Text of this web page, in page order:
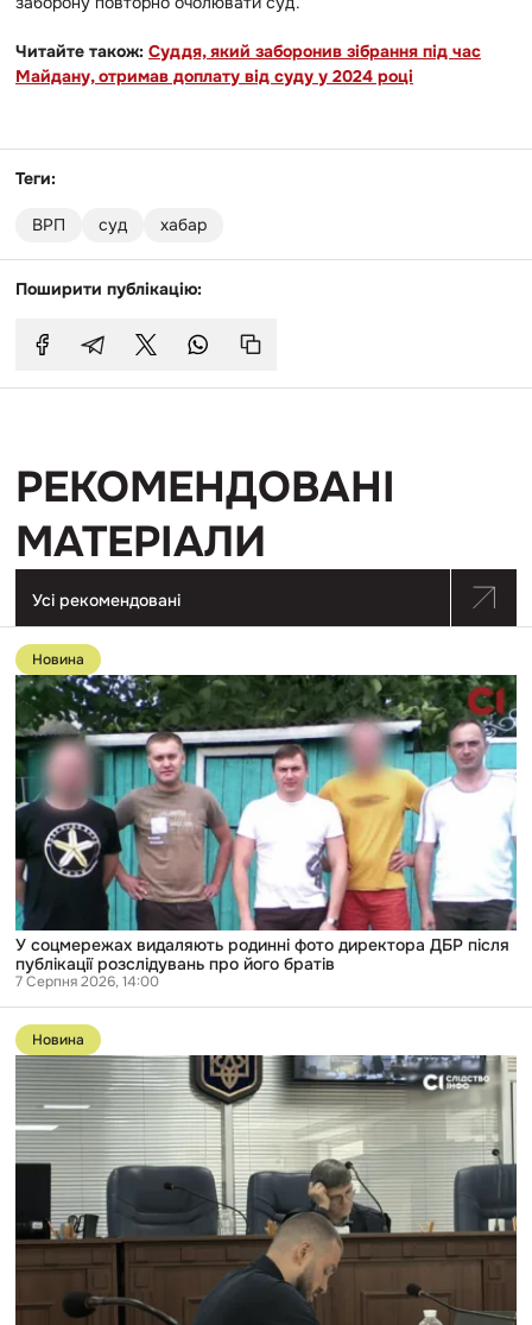
Читайте також: Суддя, який заборонив зібрання під час
Майдану, отримав доплату від суду у 2024 році
Теги:
ВРП суд хабар
Поширити публікацію:
РЕКОМЕНДОВАНІ
МАТЕРІАЛИ
Усі рекомендовані
Перейти
до
публікації
соцмережах
видаляють
родинні
фото
директора
ДБР
після
публікації
розслідувань
про
його
братів
Новина
У соцмережах видаляють родинні фото директора ДБР після
публікації розслідувань про його братів
7 Серпня 2026, 14:00
Перейти
до
публікації
САП:
прокурор
помилився
на
суді
щодо
посади
учасника
справи
про
вимагання
млн
Новина